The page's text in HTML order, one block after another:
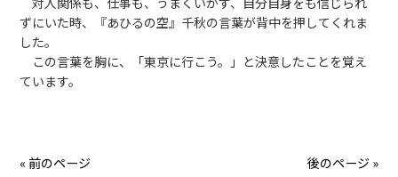
ずにいた時、『あひるの空』千秋の言葉が背中を押してくれま
した。
この言葉を胸に、「東京に行こう。」と決意したことを覚え
ています。
« 前のページ 後のページ »